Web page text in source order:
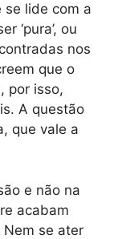
se lide com a
‘pura’, ou
nos
que o
por isso,
A questão
que vale a
e não na
acabam
se ater